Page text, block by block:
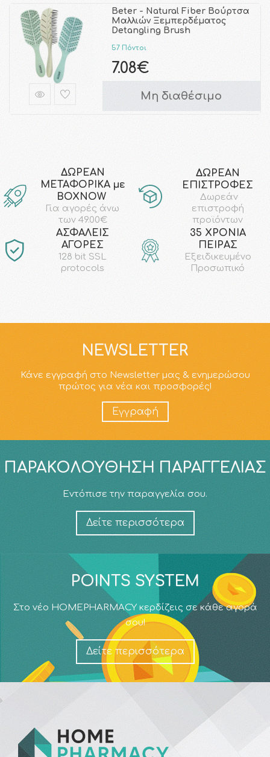
Beter - Natural Fiber Βούρτσα
Μαλλιών Ξεμπερδέματος
Detangling Brush
57 Πόντοι
7.08€
Μη διαθέσιμο
ΔΩΡΕΑΝ
ΜΕΤΑΦΟΡΙΚΑ με
ΒΟΧΝΟW
Για αγορές άνω
των 49.00€
ΔΩΡΕΑΝ
ΕΠΙΣΤΡΟΦΕΣ
Δωρεάν
επιστροφή
προϊόντων
AΣΦΑΛΕΙΣ
ΑΓΟΡΕΣ
128 bit SSL
protocols
35 ΧΡΟΝΙΑ
ΠΕΙΡΑΣ
Εξειδικευμένο
Προσωπικό
NEWSLETTER
Κάνε εγγραφή στο Newsletter μας & ενημερώσου
πρώτος για νέα και προσφορές!
Εγγραφή
ΠΑΡΑΚΟΛΟΎΘΗΣΗ ΠΑΡΑΓΓΕΛΊΑΣ
Εντόπισε την παραγγελία σου.
Δείτε περισσότερα
POINTS SYSTEM
Στο νέο HOMEPHARMACY κερδίζεις σε κάθε αγορά
σου!
Δείτε περισσότερα